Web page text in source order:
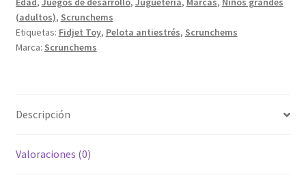
(adultos), Scrunchems
Etiquetas: Fidjet Toy, Pelota antiestrés, Scrunchems
Marca: Scrunchems
Descripción
Valoraciones (0)